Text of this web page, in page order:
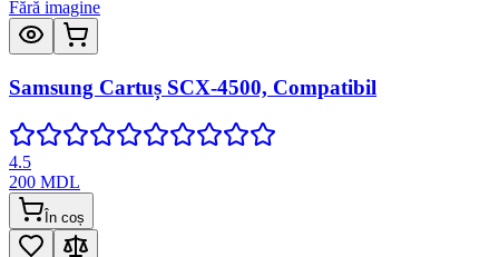
Fără imagine
Samsung Cartuș SCX-4500, Compatibil
4.5
200 MDL
În coș